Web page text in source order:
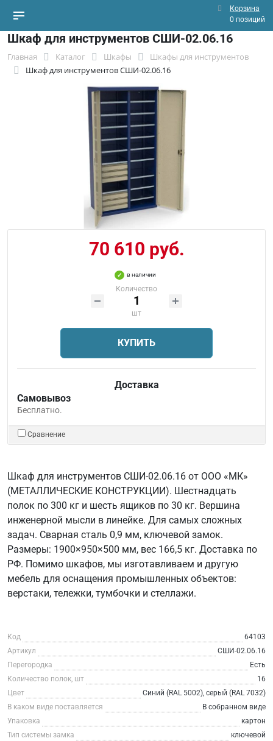
Корзина
0 позиций
Шкаф для инструментов СШИ-02.06.16
Главная Каталог Шкафы
Шкафы для инструментов
Шкаф для инструментов СШИ-02.06.16
70 610 руб.
в наличии
Количество
шт
КУПИТЬ
Доставка
Самовывоз
Бесплатно.
Сравнение
Шкаф для инструментов СШИ-02.06.16 от ООО «МК»
(МЕТАЛЛИЧЕСКИЕ КОНСТРУКЦИИ). Шестнадцать
полок по 300 кг и шесть ящиков по 30 кг. Вершина
инженерной мысли в линейке. Для самых сложных
задач. Сварная сталь 0,9 мм, ключевой замок.
Размеры: 1900×950×500 мм, вес 166,5 кг. Доставка по
РФ. Помимо шкафов, мы изготавливаем и другую
мебель для оснащения промышленных объектов:
верстаки, тележки, тумбочки и стеллажи.
Код
64103
Артикул
СШИ-02.06.16
Перегородка
Есть
Количество полок, шт
16
Цвет
Синий (RAL 5002), серый (RAL 7032)
В каком виде поставляется
В собранном виде
Упаковка
картон
Тип системы замка
ключевой